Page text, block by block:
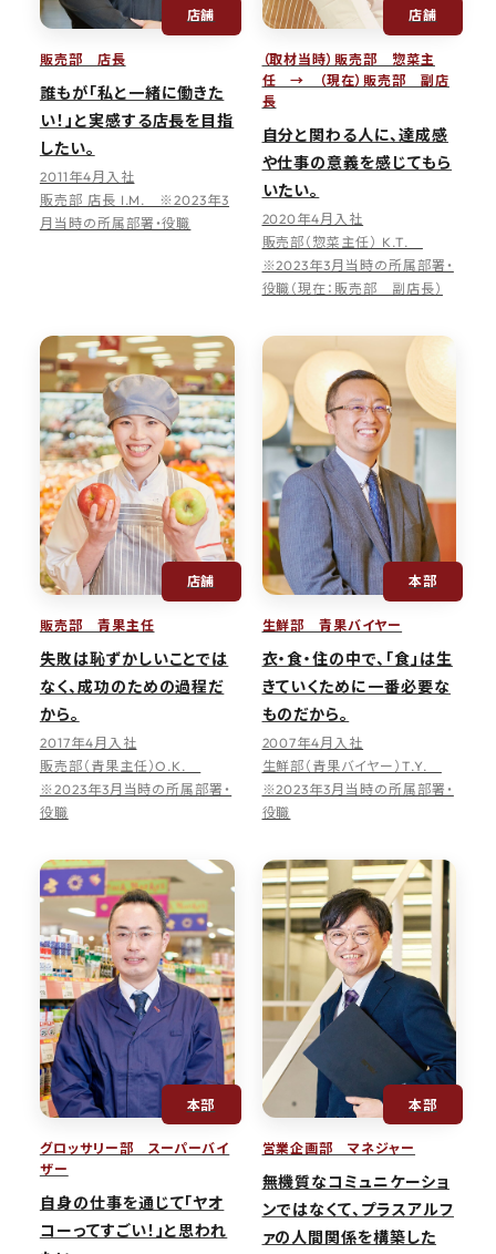
店舗
販売部 店長
誰もが「私と一緒に働きた
い！」と実感する店長を目指
したい。
2011年4月入社
販売部 店長 I.M. ※2023年3
月当時の所属部署・役職
店舗
（取材当時）販売部 惣菜主
任 → （現在）販売部 副店
長
自分と関わる人に、達成感
や仕事の意義を感じてもら
いたい。
2020年4月入社
販売部（惣菜主任） K.T.
※2023年3月当時の所属部署・
役職（現在：販売部 副店長）
店舗
販売部 青果主任
失敗は恥ずかしいことでは
なく、成功のための過程だ
から。
2017年4月入社
販売部（青果主任）O.K.
※2023年3月当時の所属部署・
役職
本部
生鮮部 青果バイヤー
衣・食・住の中で、「食」は生
きていくために一番必要な
ものだから。
2007年4月入社
生鮮部（青果バイヤー）T.Y.
※2023年3月当時の所属部署・
役職
本部
グロッサリー部 スーパーバイ
ザー
自身の仕事を通じて「ヤオ
コーってすごい！」と思われ
本部
営業企画部 マネジャー
無機質なコミュニケーショ
ンではなくて、プラスアルフ
ァの人間関係を構築した